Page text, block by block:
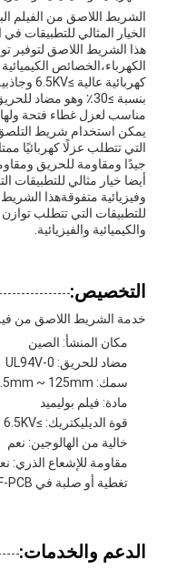
شريط من القماش الزجاجي
ورق الكرافت ذو الوجه
قماش الألياف الزجاجية
شريط احباط سكريم
شريط لاصق من القماش
شريط لاصق مزدوج
صب الاستثمار الدقيق
لوح العزل الكهربائي
الشريط اللاصق من الفيلم
الخيار المثالي للتطبيقات
هذا الشريط اللاصق لتوفير
الكهرباء،الخصائص
مناسب لعزل غطاء فتحة
يمكن استخدام شريط التلصق
التي تتطلب عزلًا كهربائيًا
جيدًا ومقاومة للحريق
أيضا خيار مثالي للتطبيقات
وفيزيائية متفوقةهذا
للتطبيقات التي تتطلب
والكيميائية والفيزيائية.
التخصيص:
خدمة الشريط اللاصق من
مكان المنشأ: الصين
مضاد للحريق: UL94V-0
سمك: 12.5mm ~ 125mm
مادة: فيلم بوليميد
قوة الديليكتريك: ≥6.5KV
خالية من الهالوجين: نعم
مقاومة للإشعاع الذري:
تغطية أو صلبة في F-PCB: نعم
الدعم والخدمات: